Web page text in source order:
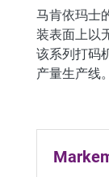
马肯依玛士
装表面上以
该系列打码
产量生产线。